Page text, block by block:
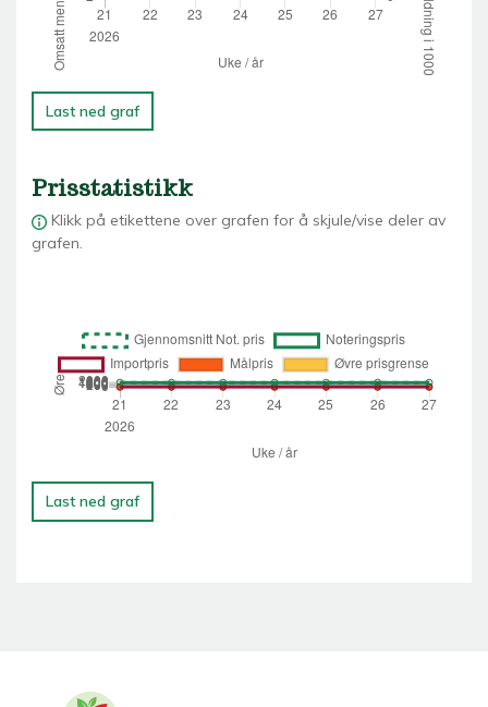
Last ned graf
Prisstatistikk
Klikk på etikettene over grafen for å skjule/vise deler av
grafen.
Last ned graf